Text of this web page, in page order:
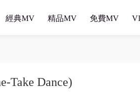
經典MV 精品MV 免費MV
Take Dance)